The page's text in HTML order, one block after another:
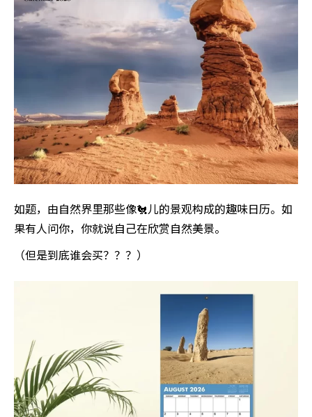
如题，由自然界里那些像🐔儿的景观构成的趣味日历。如
果有人问你，你就说自己在欣赏自然美景。
（但是到底谁会买？？？）